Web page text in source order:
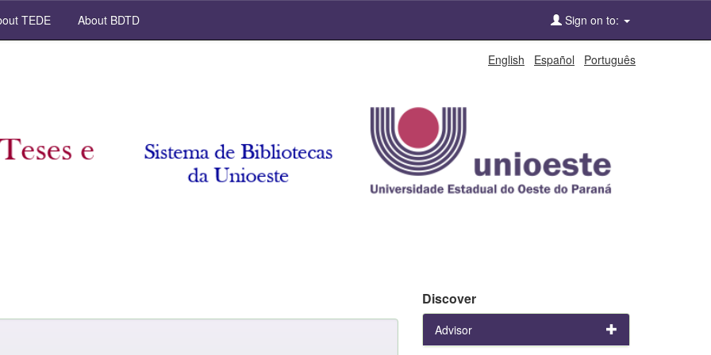
TEDE About BDTD Sign on to:
English Español Português
Discover
Advisor